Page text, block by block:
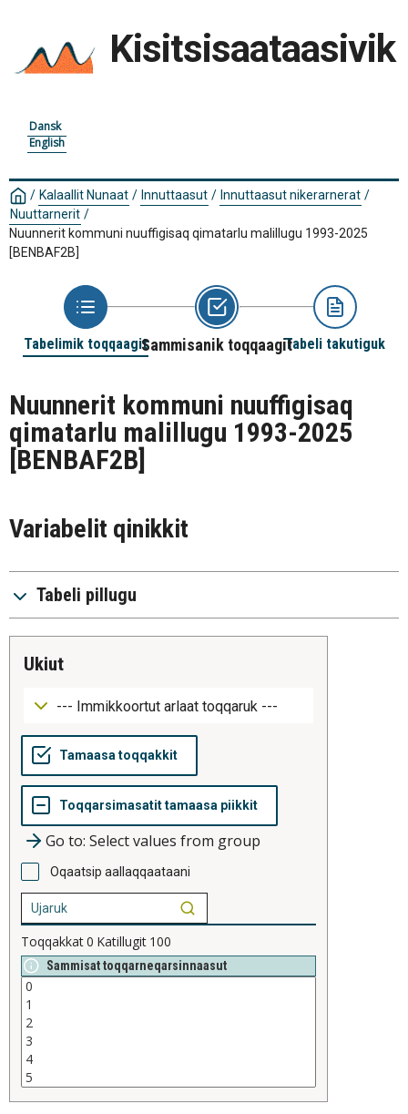
Kisitsisaataasivik
Dansk
English
/ Kalaallit Nunaat / Innuttaasut / Innuttaasut nikerarnerat /
Nuuttarnerit /
Nuunnerit kommuni nuuffigisaq qimatarlu malillugu 1993-2025
[BENBAF2B]
Tabelimik toqqaagitSammisanik toqqaagitTabeli takutiguk
Nuunnerit kommuni nuuffigisaq
qimatarlu malillugu 1993-2025
[BENBAF2B]
Variabelit qinikkit
Tabeli pillugu
ukiut
Go to: Select values from group
Oqaatsip aallaqqaataani
Toqqakkat0 Katillugit 100
Sammisat toqqarneqarsinnaasut